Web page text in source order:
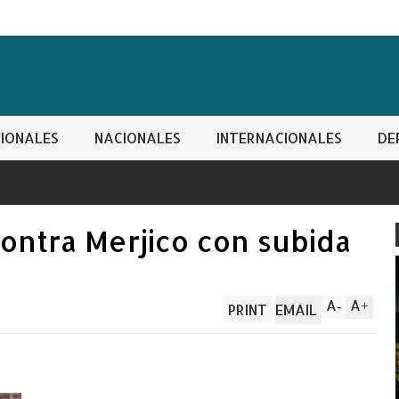
NACIONALES INTERNACIONALES
Merjico con subida
A+
A-
PRINT EMAIL